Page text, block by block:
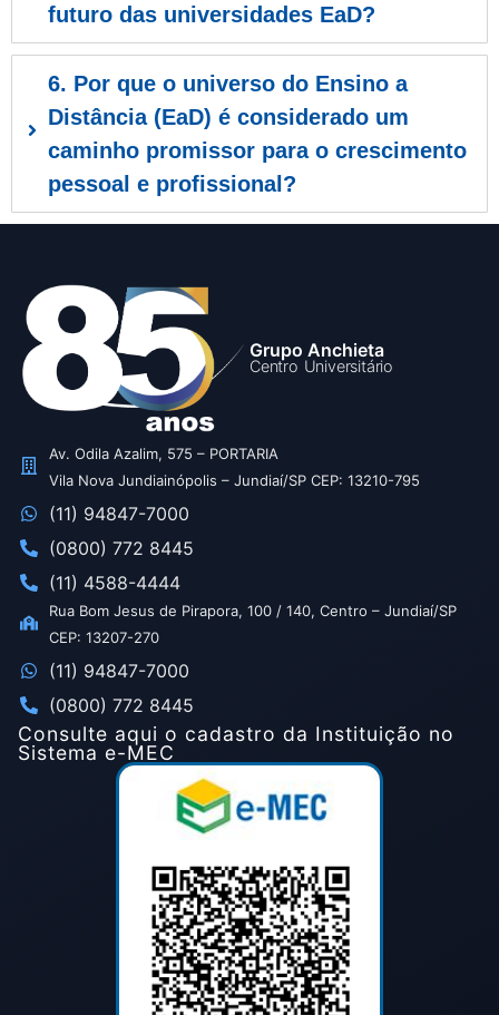
futuro das universidades EaD?
6. Por que o universo do Ensino a
Distância (EaD) é considerado um
caminho promissor para o crescimento
pessoal e profissional?
Grupo Anchieta
Centro Universitário
Av. Odila Azalim, 575 – PORTARIA
Vila Nova Jundiainópolis – Jundiaí/SP CEP: 13210-795
(11) 94847-7000
(0800) 772 8445
(11) 4588-4444
Rua Bom Jesus de Pirapora, 100 / 140, Centro – Jundiaí/SP
CEP: 13207-270
(11) 94847-7000
(0800) 772 8445
Consulte aqui o cadastro da Instituição no
Sistema e-MEC